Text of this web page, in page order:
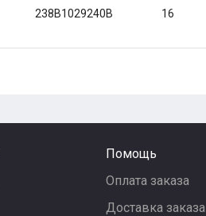
238B1029240B 16
Помощь
Оплата заказа
Доставка заказа